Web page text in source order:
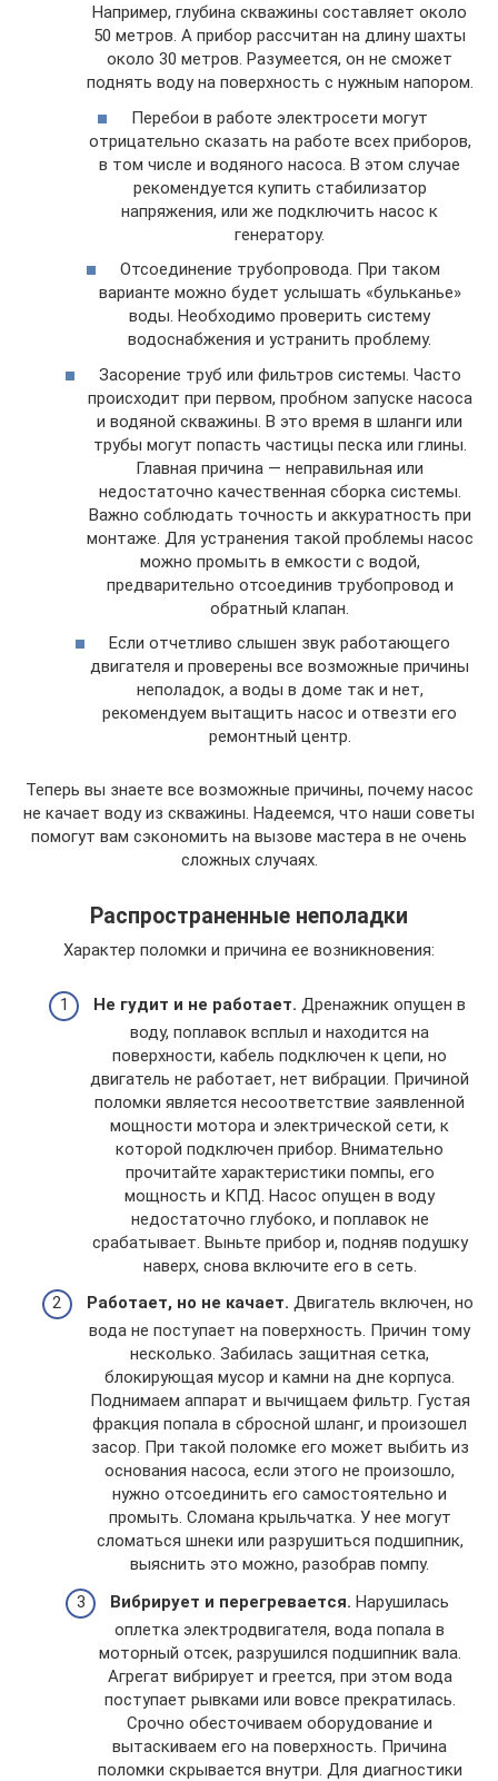
Например, глубина скважины составляет около
50 метров. А прибор рассчитан на длину шахты
около 30 метров. Разумеется, он не сможет
поднять воду на поверхность с нужным напором.
Перебои в работе электросети могут
отрицательно сказать на работе всех приборов,
в том числе и водяного насоса. В этом случае
рекомендуется купить стабилизатор
напряжения, или же подключить насос к
генератору.
Отсоединение трубопровода. При таком
варианте можно будет услышать «бульканье»
воды. Необходимо проверить систему
водоснабжения и устранить проблему.
Засорение труб или фильтров системы. Часто
происходит при первом, пробном запуске насоса
и водяной скважины. В это время в шланги или
трубы могут попасть частицы песка или глины.
Главная причина — неправильная или
недостаточно качественная сборка системы.
Важно соблюдать точность и аккуратность при
монтаже. Для устранения такой проблемы насос
можно промыть в емкости с водой,
предварительно отсоединив трубопровод и
обратный клапан.
Если отчетливо слышен звук работающего
двигателя и проверены все возможные причины
неполадок, а воды в доме так и нет,
рекомендуем вытащить насос и отвезти его
ремонтный центр.
Теперь вы знаете все возможные причины, почему насос
не качает воду из скважины. Надеемся, что наши советы
помогут вам сэкономить на вызове мастера в не очень
сложных случаях.
Распространенные неполадки
Характер поломки и причина ее возникновения:
Не гудит и не работает. Дренажник опущен в
воду, поплавок всплыл и находится на
поверхности, кабель подключен к цепи, но
двигатель не работает, нет вибрации. Причиной
поломки является несоответствие заявленной
мощности мотора и электрической сети, к
которой подключен прибор. Внимательно
прочитайте характеристики помпы, его
мощность и КПД. Насос опущен в воду
недостаточно глубоко, и поплавок не
срабатывает. Выньте прибор и, подняв подушку
наверх, снова включите его в сеть.
Работает, но не качает. Двигатель включен, но
вода не поступает на поверхность. Причин тому
несколько. Забилась защитная сетка,
блокирующая мусор и камни на дне корпуса.
Поднимаем аппарат и вычищаем фильтр. Густая
фракция попала в сбросной шланг, и произошел
засор. При такой поломке его может выбить из
основания насоса, если этого не произошло,
нужно отсоединить его самостоятельно и
промыть. Сломана крыльчатка. У нее могут
сломаться шнеки или разрушиться подшипник,
выяснить это можно, разобрав помпу.
Вибрирует и перегревается. Нарушилась
оплетка электродвигателя, вода попала в
моторный отсек, разрушился подшипник вала.
Агрегат вибрирует и греется, при этом вода
поступает рывками или вовсе прекратилась.
Срочно обесточиваем оборудование и
вытаскиваем его на поверхность. Причина
поломки скрывается внутри. Для диагностики